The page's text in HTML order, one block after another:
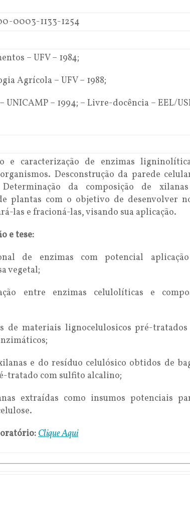
0003-1133-1254
– UFV – 1984;
Agrícola – UFV – 1988;
UNICAMP – 1994; – Livre-docência – EEL/
e caracterização de enzimas
Desconstrução da parede
da composição de
plantas com o objetivo de desenvolver
las e fracioná-las, visando sua aplicação.
e tese:
de enzimas com potencial
vegetal;
entre enzimas celulolíticas e
de materiais lignocelulosicos pré-
e do resíduo celulósico obtidos de
tratado com sulfito alcalino;
extraídas como insumos potenciais
Clique Aqui